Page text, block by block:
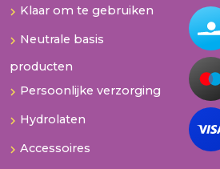
Klaar om te gebruiken
Neutrale basis
producten
Persoonlijke verzorging
Hydrolaten
Accessoires